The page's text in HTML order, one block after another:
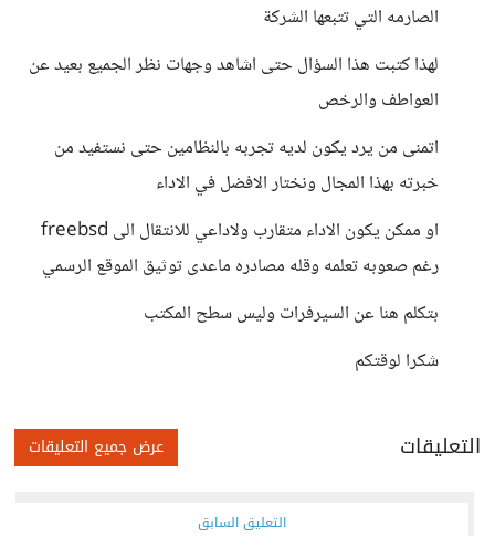
الصارمه التي تتبعها الشركة
لهذا كتبت هذا السؤال حتى اشاهد وجهات نظر الجميع بعيد عن
العواطف والرخص
اتمنى من يرد يكون لديه تجربه بالنظامين حتى نستفيد من
خبرته بهذا المجال ونختار الافضل في الاداء
او ممكن يكون الاداء متقارب ولاداعي للانتقال الى freebsd
رغم صعوبه تعلمه وقله مصادره ماعدى توثيق الموقع الرسمي
بتكلم هنا عن السيرفرات وليس سطح المكتب
شكرا لوقتكم
التعليقات عرض جميع التعليقات
التعليق السابق